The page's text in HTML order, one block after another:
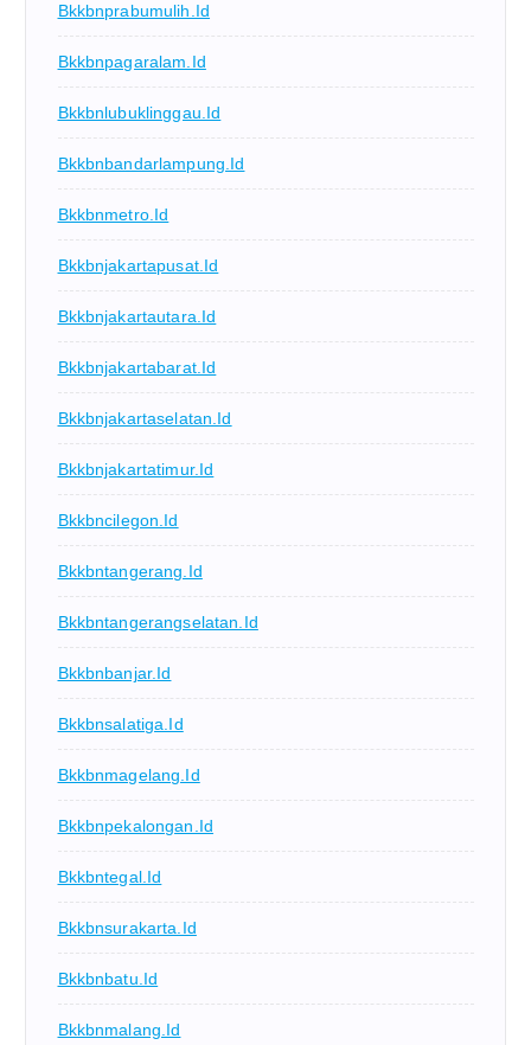
Bkkbnprabumulih.id
Bkkbnpagaralam.id
Bkkbnlubuklinggau.id
Bkkbnbandarlampung.id
Bkkbnmetro.id
Bkkbnjakartapusat.id
Bkkbnjakartautara.id
Bkkbnjakartabarat.id
Bkkbnjakartaselatan.id
Bkkbnjakartatimur.id
Bkkbncilegon.id
Bkkbntangerang.id
Bkkbntangerangselatan.id
Bkkbnbanjar.id
Bkkbnsalatiga.id
Bkkbnmagelang.id
Bkkbnpekalongan.id
Bkkbntegal.id
Bkkbnsurakarta.id
Bkkbnbatu.id
Bkkbnmalang.id